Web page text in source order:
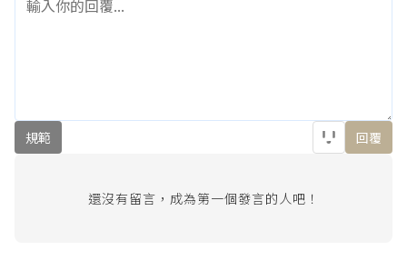
規範 回覆
還沒有留言，成為第一個發言的人吧！